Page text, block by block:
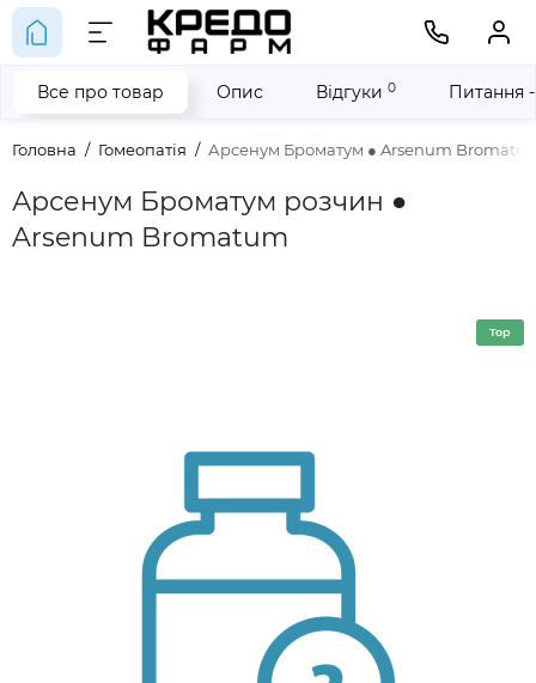
Головна Гомеопатія Арсенум Броматум ● Arsenum
Арсенум Броматум розчин ●
Arsenum Bromatum
Все про товар Опис Відгуки 0 Питання
Top